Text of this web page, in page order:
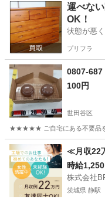
東京 立川市 立川駅
運べな
OK！
状態が悪
プリフラ
0807-687
100円
世田谷区
★★★★★ ご自宅にある不要品を
東京 世田谷区 囲碁、
≪月収22
時給1,250
株式会社
茨城県 静駅